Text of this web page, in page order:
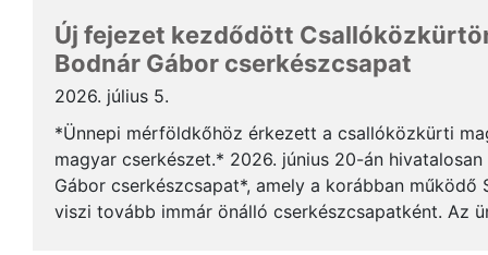
Új fejezet kezdődött
Bodnár Gábor cserkészcsapat
2026. július 5.
*Ünnepi mérföldkőhöz érkezett a csallóközkürti
magyar cserkészet.* 2026. június 20-án
Gábor cserkészcsapat*, amely a korábban működő
viszi tovább immár önálló cserkészcsapatként. Az